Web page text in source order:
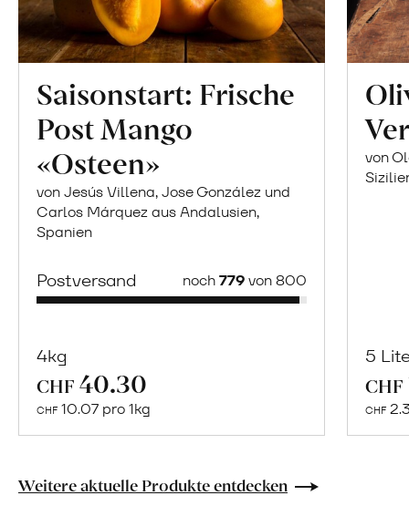
Saisonstart: Frische
Post Mango
«Osteen»
von Jesús Villena, Jose González und
Carlos Márquez aus Andalusien,
Spanien
Postversand noch779von 800
4kg
CHF 40.30
CHF 10.07 pro 1kg
Saisonstart:
Post
von
5
CHF
CHF
Weitere aktuelle Produkte entdecken